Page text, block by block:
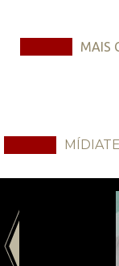
MAIS